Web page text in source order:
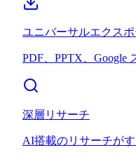
ユニバーサルエクスポ
PDF、PPTX、Google
深層リサーチ
AI搭載のリサーチが